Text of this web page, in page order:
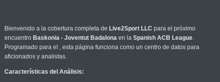
Bienvenido a la cobertura completa de Live2Sport LLC para el próximo
encuentro Baskonia - Joventut Badalonaen la Spanish ACB League.
Programado para el , esta página funciona como un centro de datos para
aficionados y analistas.
Características del Análisis: